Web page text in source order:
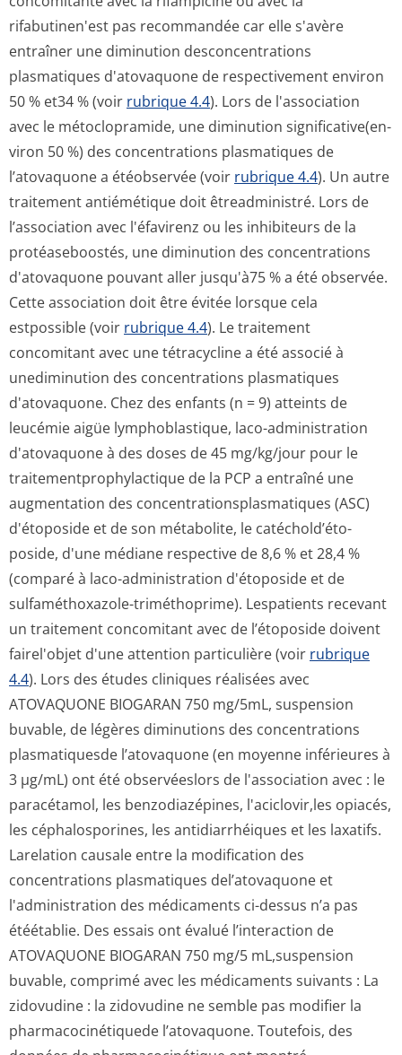
rifabutinen'est pas recommandée car elle s'avère
entraîner une diminution desconcentrations
plasmatiques d'atovaquone de respectivement environ
50 % et34 % (voir rubrique 4.4). Lors de l'association
avec le métoclopramide, une diminution significative(en­
viron 50 %) des concentrations plasmatiques de
l’atovaquone a étéobservée (voir rubrique 4.4). Un autre
traitement antiémétique doit êtreadministré. Lors de
l’association avec l'éfavirenz ou les inhibiteurs de la
protéaseboostés, une diminution des concentrations
d'atovaquone pouvant aller jusqu'à75 % a été observée.
Cette association doit être évitée lorsque cela
estpossible (voir rubrique 4.4). Le traitement
concomitant avec une tétracycline a été associé à
unediminution des concentrations plasmatiques
d'atovaquone. Chez des enfants (n = 9) atteints de
leucémie aigüe lymphoblastique, laco-administration
d'atovaquone à des doses de 45 mg/kg/jour pour le
traitementprop­hylactique de la PCP a entraîné une
augmentation des concentration­splasmatiques (ASC)
d'étoposide et de son métabolite, le catéchold’éto­
poside, d'une médiane respective de 8,6 % et 28,4 %
(comparé à laco-administration d'étoposide et de
sulfaméthoxazole-triméthoprime). Lespatients recevant
un traitement concomitant avec de l’étoposide doivent
fairel'objet d'une attention particulière (voir rubrique
4.4). Lors des études cliniques réalisées avec
ATOVAQUONE BIOGARAN 750 mg/5mL, suspension
buvable, de légères diminutions des concentrations
plasmatiquesde l’atovaquone (en moyenne inférieures à
3 µg/mL) ont été observéeslors de l'association avec : le
paracétamol, les benzodiazépines, l'aciclovir,les opiacés,
les céphalosporines, les antidiarrhéiques et les laxatifs.
Larelation causale entre la modification des
concentrations plasmatiques del’atovaquone et
l'administration des médicaments ci-dessus n’a pas
étéétablie. Des essais ont évalué l’interaction de
ATOVAQUONE BIOGARAN 750 mg/5 mL,suspension
buvable, comprimé avec les médicaments suivants : La
zidovudine : la zidovudine ne semble pas modifier la
pharmacocinétiquede l’atovaquone. Toutefois, des